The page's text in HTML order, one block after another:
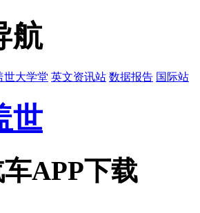
航
世大学堂 英文资讯站 数据报告 国际站
世
APP下载